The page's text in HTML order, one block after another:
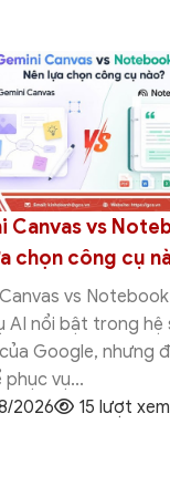
Canvas vs
chọn công cụ
vs
AI nổi bật trong hệ
Google, nhưng
phục vụ...
2026
15 lượt xem